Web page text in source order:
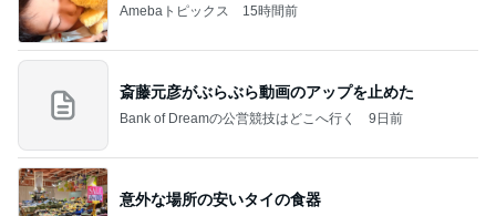
Amebaトピックス 15時間前
斎藤元彦がぶらぶら動画のアップを止めた
Bank of Dreamの公営競技はどこへ行く 9日前
意外な場所の安いタイの食器